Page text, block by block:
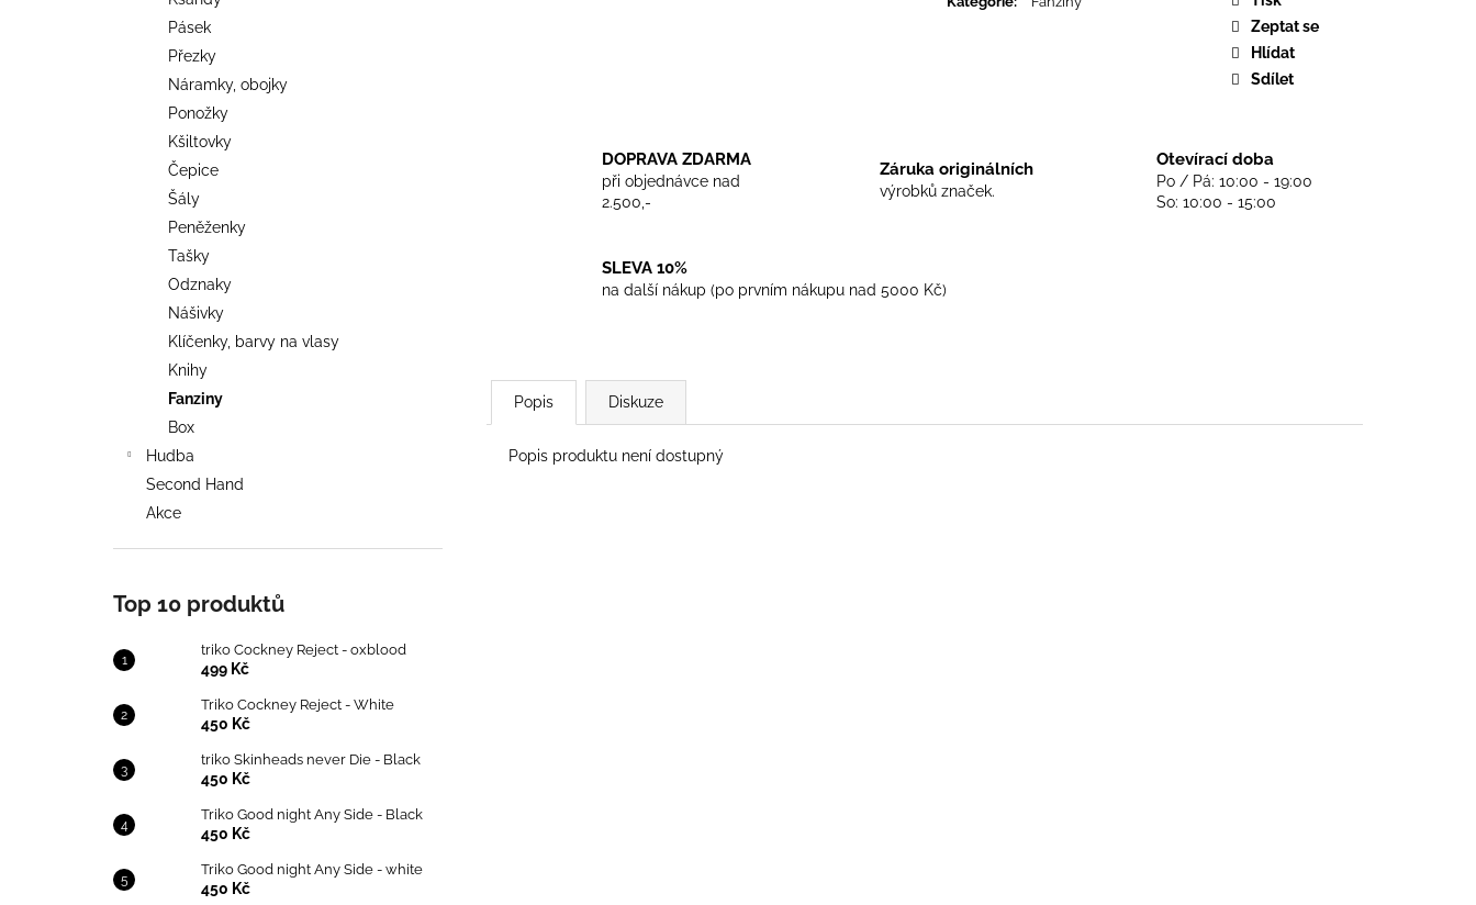
Pásek
Přezky
Náramky, obojky
Ponožky
Kšiltovky
Čepice
Šály
Peněženky
Tašky
Odznaky
Nášivky
Klíčenky, barvy na vlasy
Knihy
Fanziny
Box
Hudba
Second Hand
Akce
Top 10 produktů
triko Cockney Reject - oxblood
499 Kč
Triko Cockney Reject - White
450 Kč
triko Skinheads never Die - Black
450 Kč
Triko Good night Any Side - Black
450 Kč
Triko Good night Any Side - white
450 Kč
Zeptat se
Hlídat
Sdílet
DOPRAVA ZDARMA
při objednávce nad
2.500,-
Záruka originálních
výrobků značek.
Otevírací doba
Po / Pá: 10:00 - 19:00
So: 10:00 - 15:00
SLEVA 10%
na další nákup (po prvním nákupu nad 5000 Kč)
Popis Diskuze
Popis produktu není dostupný
TRIKO COCKNEY REJECT - OXBLOOD
499 Kč
TRIKO SKINHEADS NEVER DIE - BLACK